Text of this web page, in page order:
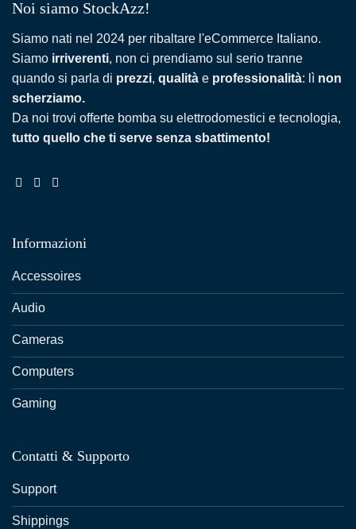
Noi siamo StockAzz!
Siamo nati nel 2024 per ribaltare l'eCommerce Italiano.
Siamo irriverenti, non ci prendiamo sul serio tranne
quando si parla di prezzi, qualità e professionalità: lì non
scherziamo.
Da noi trovi offerte bomba su elettrodomestici e tecnologia,
tutto quello che ti serve senza sbattimento!
Informazioni
Accessoires
Audio
Cameras
Computers
Gaming
Contatti & Supporto
Support
Shippings